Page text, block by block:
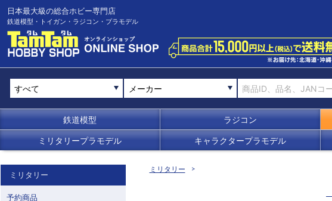
日本最大級の総合ホビー専門店
鉄道模型・トイガン・ラジコン・プラモデル
メーカー
鉄道模型 ラジコン
ミリタリープラモデル キャラクタープラモデル
ミリタリー
ミリタリー
予約商品